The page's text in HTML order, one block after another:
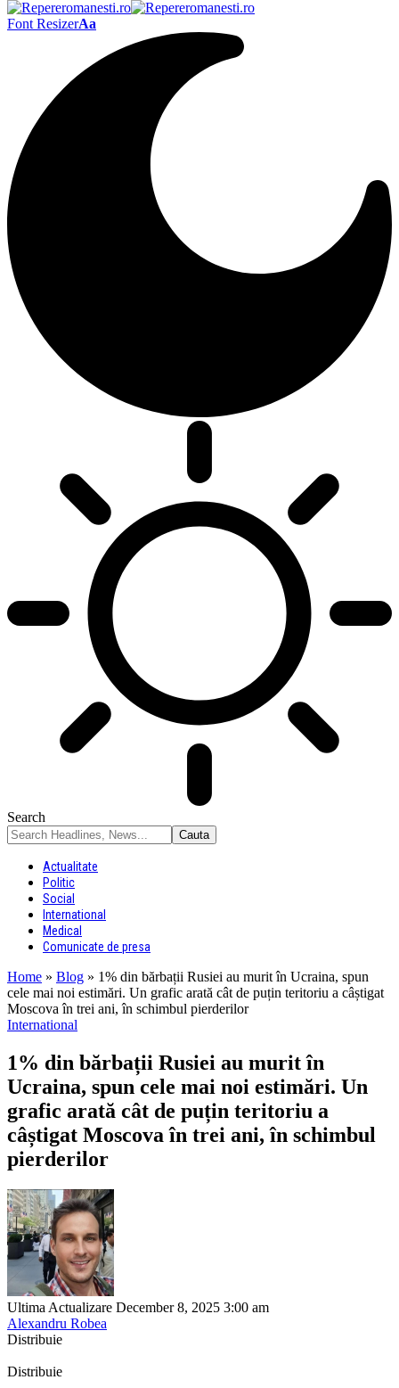
Font ResizerAa
Search
Actualitate
Politic
Social
International
Medical
Comunicate de presa
Home » Blog » 1% din bărbații Rusiei au murit în Ucraina, spun
cele mai noi estimări. Un grafic arată cât de puțin teritoriu a câștigat
Moscova în trei ani, în schimbul pierderilor
International
1% din bărbații Rusiei au murit în
Ucraina, spun cele mai noi estimări. Un
grafic arată cât de puțin teritoriu a
câștigat Moscova în trei ani, în schimbul
pierderilor
Ultima Actualizare December 8, 2025 3:00 am
Alexandru Robea
Distribuie
Distribuie